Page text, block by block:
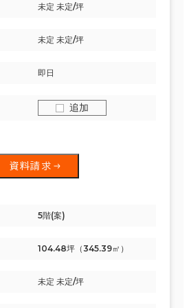
未定 未定/坪
未定 未定/坪
即日
追加
資料請求
5階(案)
104.48坪（345.39㎡）
未定 未定/坪